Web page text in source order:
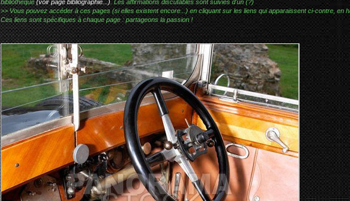
bibliothèque(voir page bibliographie...). Les affirmations discutables sont suivies d'un (?)
>> Vous pouvez accéder à ces pages (si elles existent encore...) en cliquant sur les liens qui apparaissent ci-contre, en
Ces liens sont spécifiques à chaque page : partageons la passion !